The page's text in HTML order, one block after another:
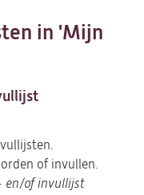
in 'Mijn
of invullen.
en/of invullijst